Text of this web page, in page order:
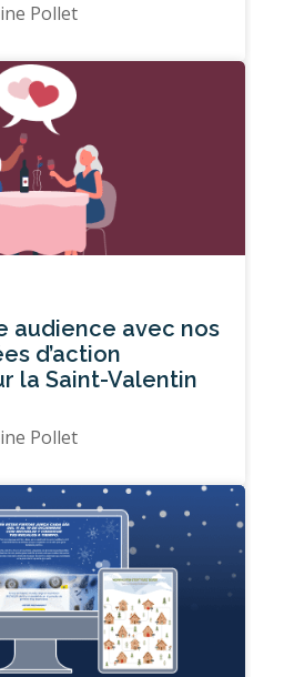
Pollet
audience avec nos
d’action
la Saint-Valentin
Pollet